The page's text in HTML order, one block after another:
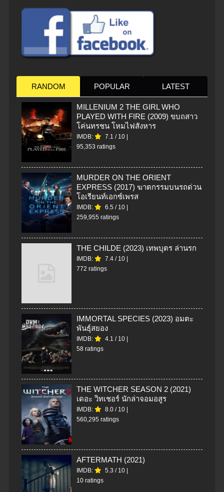
RANDOM POPULAR LATEST
MILLENIUM 2 THE GIRL WHO
PLAYED WITH FIRE (2009) ขบถสาว
โค่นทรชน โหมไฟสังหาร
IMDB: 7.1 / 10 |
95,353 ratings
MURDER ON THE ORIENT
EXPRESS (2017) ฆาตกรรมบนรถด่วน
โอเรียนท์เอกซ์เพรส
IMDB: 6.5 / 10 |
259,955 ratings
THE CHILDE (2023) เทพบุตร ล่านรก
IMDB: 7.4 / 10 |
772 ratings
IMMORTAL SPECIES (2023) อมตะ
พันธุ์สยอง
IMDB: 4.1 / 10 |
58 ratings
THE WITCHER SEASON 2 (2021)
เดอะ วิทเชอร์ นักล่าจอมอสูร
IMDB: 8.0 / 10 |
560,295 ratings
AFTERMATH (2021)
IMDB: 5.3 / 10 |
10 ratings